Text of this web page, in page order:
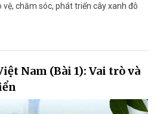
chăm sóc, phát triển cây xanh đô
Nam (Bài 1): Vai trò và